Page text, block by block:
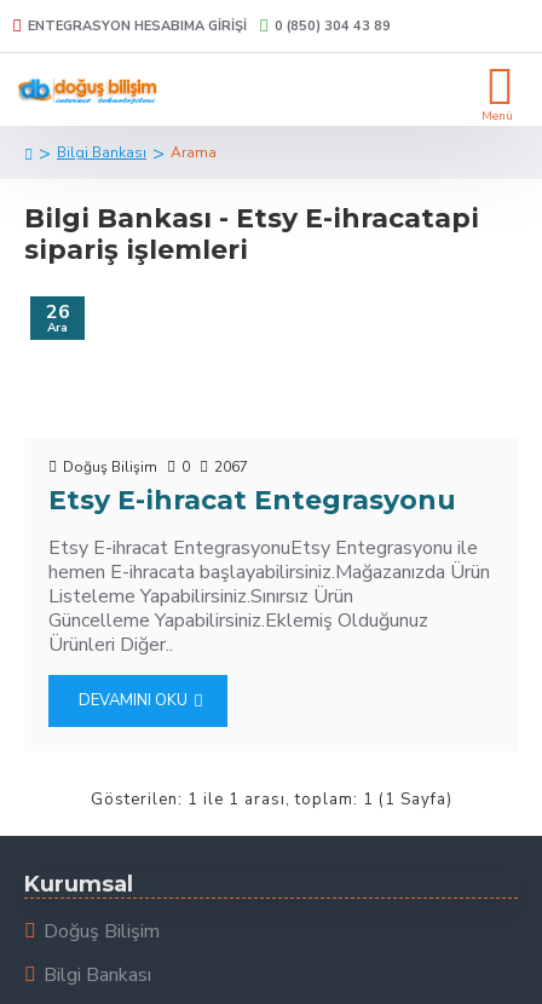
ENTEGRASYON HESABIMA GIRIŞI 0 (850) 304 43 89
Bilgi Bankası Arama
Bilgi Bankası - Etsy E-ihracatapi
sipariş işlemleri
26
Ara
Doğuş Bilişim 0 2067
Etsy E-ihracat Entegrasyonu
Etsy E-ihracat EntegrasyonuEtsy Entegrasyonu ile
hemen E-ihracata başlayabilirsiniz.Mağazanızda Ürün
Listeleme Yapabilirsiniz.Sınırsız Ürün
Güncelleme Yapabilirsiniz.Eklemiş Olduğunuz
Ürünleri Diğer..
DEVAMINI OKU
Gösterilen: 1 ile 1 arası, toplam: 1 (1 Sayfa)
Kurumsal
Doğuş Bilişim
Bilgi Bankası